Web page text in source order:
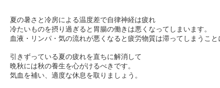
夏の暑さと冷房による温度差で自律神経は疲れ
冷たいものを摂り過ぎると胃腸の働きは悪くなってしまいます。
血液・リンパ・気の流れが悪くなると疲労物質は滞ってしまうこと
引きずっている夏の疲れを直ちに解消して
晩秋には秋の養生を心がけるべきです。
気血を補い、適度な休息を取りましょう。